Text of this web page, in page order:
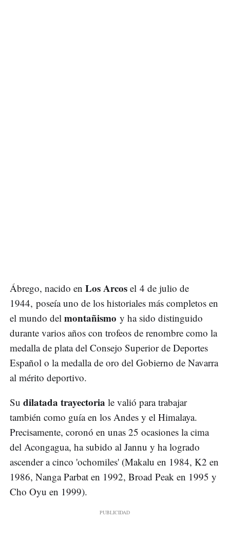
Ábrego, nacido en Los Arcos el 4 de julio de
1944, poseía uno de los historiales más completos en
el mundo del montañismo y ha sido distinguido
durante varios años con trofeos de renombre como la
medalla de plata del Consejo Superior de Deportes
Español o la medalla de oro del Gobierno de Navarra
al mérito deportivo.
Su dilatada trayectoria le valió para trabajar
también como guía en los Andes y el Himalaya.
Precisamente, coronó en unas 25 ocasiones la cima
del Acongagua, ha subido al Jannu y ha logrado
ascender a cinco 'ochomiles' (Makalu en 1984, K2 en
1986, Nanga Parbat en 1992, Broad Peak en 1995 y
Cho Oyu en 1999).